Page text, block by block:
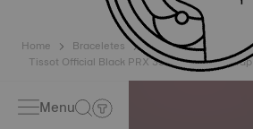
Home
Braceletes
Tissot Official Black PRX 35mm Leather Strap
Menu